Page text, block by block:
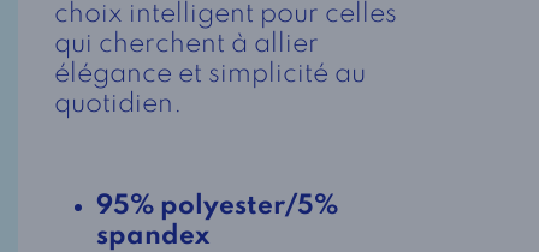
choix intelligent pour celles
qui cherchent à allier
élégance et simplicité au
quotidien.
95% polyester/5%
spandex